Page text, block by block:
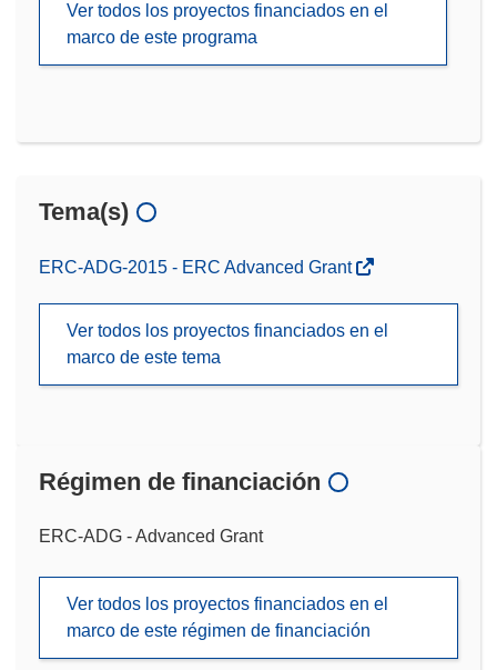
Ver todos los proyectos financiados en el
marco de este programa
Tema(s)
ERC-ADG-2015 - ERC Advanced Grant
Ver todos los proyectos financiados en el
marco de este tema
Régimen de financiación
ERC-ADG - Advanced Grant
Ver todos los proyectos financiados en el
marco de este régimen de financiación